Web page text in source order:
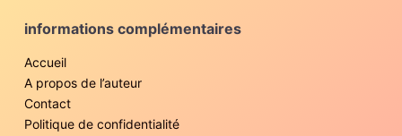
informations complémentaires
Accueil
A propos de l’auteur
Contact
Politique de confidentialité